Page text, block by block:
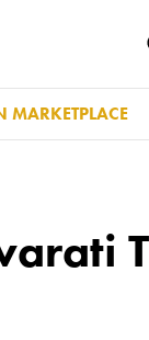
MARKETPLACE